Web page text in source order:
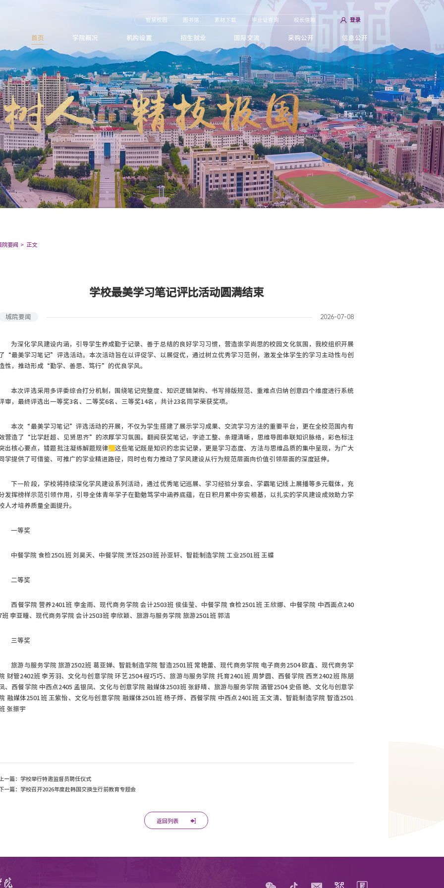
智慧校园 图书馆 素材下载 毕业证查询 校长信箱 登录
首页 学院概况 机构设置 招生就业 国际交流 采购公开 信息公开
院要闻 正文
学校最美学习笔记评比活动圆满结束
城院要闻 2026-07-08
为深化学风建设内涵，引导学生养成勤于记录、善于总结的良好学习习惯，营造崇学尚思的校园文化氛围，我校组织开展
“最美学习笔记”评选活动。本次活动旨在以评促学、以展促优，通过树立优秀学习范例，激发全体学生的学习主动性与创
性，推动形成“勤学、善思、笃行”的优良学风。
本次评选采用多评委综合打分机制，围绕笔记完整度、知识逻辑架构、书写排版规范、重难点归纳创意四个维度进行系统
审，最终评选出一等奖3名、二等奖6名、三等奖14名，共计23名同学荣获奖项。
本次“最美学习笔记”评选活动的开展，不仅为学生搭建了展示学习成果、交流学习方法的重要平台，更在全校范围内有
营造了“比学赶超、见贤思齐”的浓厚学习氛围。翻阅获奖笔记，字迹工整、条理清晰，思维导图串联知识脉络，彩色标注
出核心要点，错题批注凝练解题规律。 这些笔记既是知识的忠实记录，更是学习态度、方法与思维品质的集中呈现，为广大
学提供了可借鉴、可推广的学业精进路径，同时也有力推动了学风建设从行为规范层面向价值引领层面的深度延伸。
下一阶段，学校将持续深化学风建设系列活动，通过优秀笔记巡展、学习经验分享会、学霸笔记线上展播等多元载体，充
发挥榜样示范引领作用，引导全体青年学子在勤勉笃学中涵养底蕴，在日积月累中夯实根基，以扎实的学风建设成效助力学
人才培养质量全面提升。
一等奖
中餐学院 食检2501班 刘昊天、 中餐学院 烹饪2503班 孙亚轩、智能制造学院 工业2501班 王蝶
二等奖
西餐学院 营养2401班 李金雨、现代商务学院 会计2503班 侯佳莹、 中餐学院 食检2501班 王欣娜、 中餐学院 中西面点240
班 李亚瞳、现代商务学院 会计2503班 李欣颖、 旅游与服务学院 旅游2501班 郭洁
三等奖
旅游与服务学院 旅游2502班 葛亚婵、 智能制造学院 智造2501班 常艳蕾、现代商务学院 电子商务2504 欧鑫、 现代商务学
财管2402班 李芳羽、 文化与创意学院 环艺2504 程巧巧、 旅游与服务学院 托育2401班 周梦圆、 西餐学院 西烹2402班 陈朋
、 西餐学院 中西点2405 孟银凤、文化与创意学院 融媒体2503班 张舒晴、 旅游与服务学院 酒管2504 史佰艳、 文化与创意学
融媒体2501班 王紫怡、 文化与创意学院 融媒体2501班 杨子烨、 西餐学院 中西点2401班 王文清、智能制造学院 智造2501
张振宇
一篇： 学校举行特邀监督员聘任仪式
一篇： 学校召开2026年度赴韩国交换生行前教育专题会
返回列表